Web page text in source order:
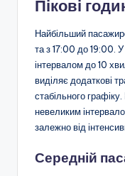
Пікові
Найбільший
та з 17:00 до 19:00.
інтервалом до 10
виділяє додаткові
стабільного
невеликим
залежно від
Середній